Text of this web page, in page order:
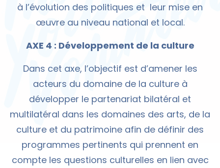
à l’évolution des politiques et leur mise en
œuvre au niveau national et local.
AXE 4 : Développement de la culture
Dans cet axe, l’objectif est d’amener les
acteurs du domaine de la culture à
développer le partenariat bilatéral et
multilatéral dans les domaines des arts, de la
culture et du patrimoine afin de définir des
programmes pertinents qui prennent en
compte les questions culturelles en lien avec